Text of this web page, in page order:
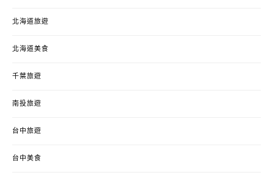
北海道旅遊
北海道美食
千葉旅遊
南投旅遊
台中旅遊
台中美食